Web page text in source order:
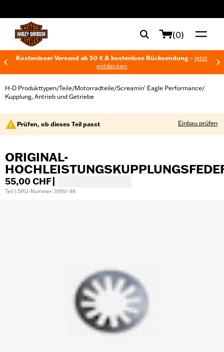
(0)
Kostenloser Versand ab 50 € & kostenlose Rücksendung – jetzt
entdecken
H-D Produkttypen/Teile/Motorradteile/Screamin’ Eagle Performance/
Kupplung, Antrieb und Getriebe
Prüfen, ob dieses Teil passt Einbau prüfen
ORIGINAL-
55,00 CHF
Teil | SKU-Nummer: 37951-98